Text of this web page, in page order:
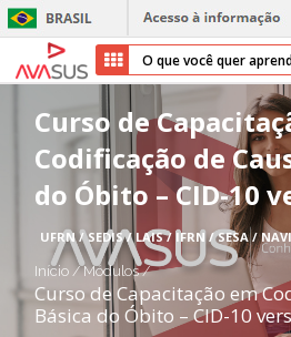
Início
Cursos
Parceiros
Sobre nós
Curso de
Codificação de
do Óbito – CID-10
UFRN / SEDIS / LAIS / IFRN / SESA /
Início / Módulos/
Curso de Capacitação em
Básica do Óbito – CID-10